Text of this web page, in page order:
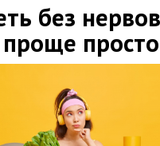
без